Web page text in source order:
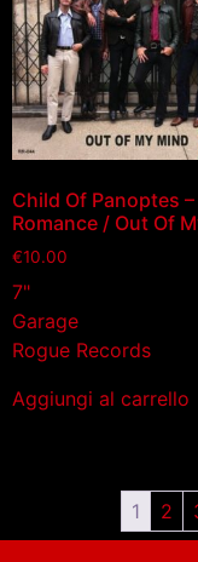
Child Of Panoptes
Romance / Out Of
€10.00
7"
Garage
Rogue Records
Aggiungi al carrello
1 2